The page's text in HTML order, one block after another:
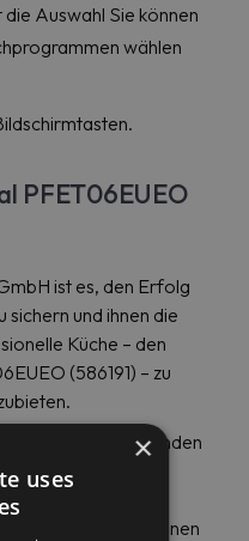
Auswahl Sie können
wählen
PFET06EUEO
ist es, den Erfolg
sichern und ihnen die
Küche – den
(586191) – zu
vieler Kunden
von
an
sowie einen
×
uses